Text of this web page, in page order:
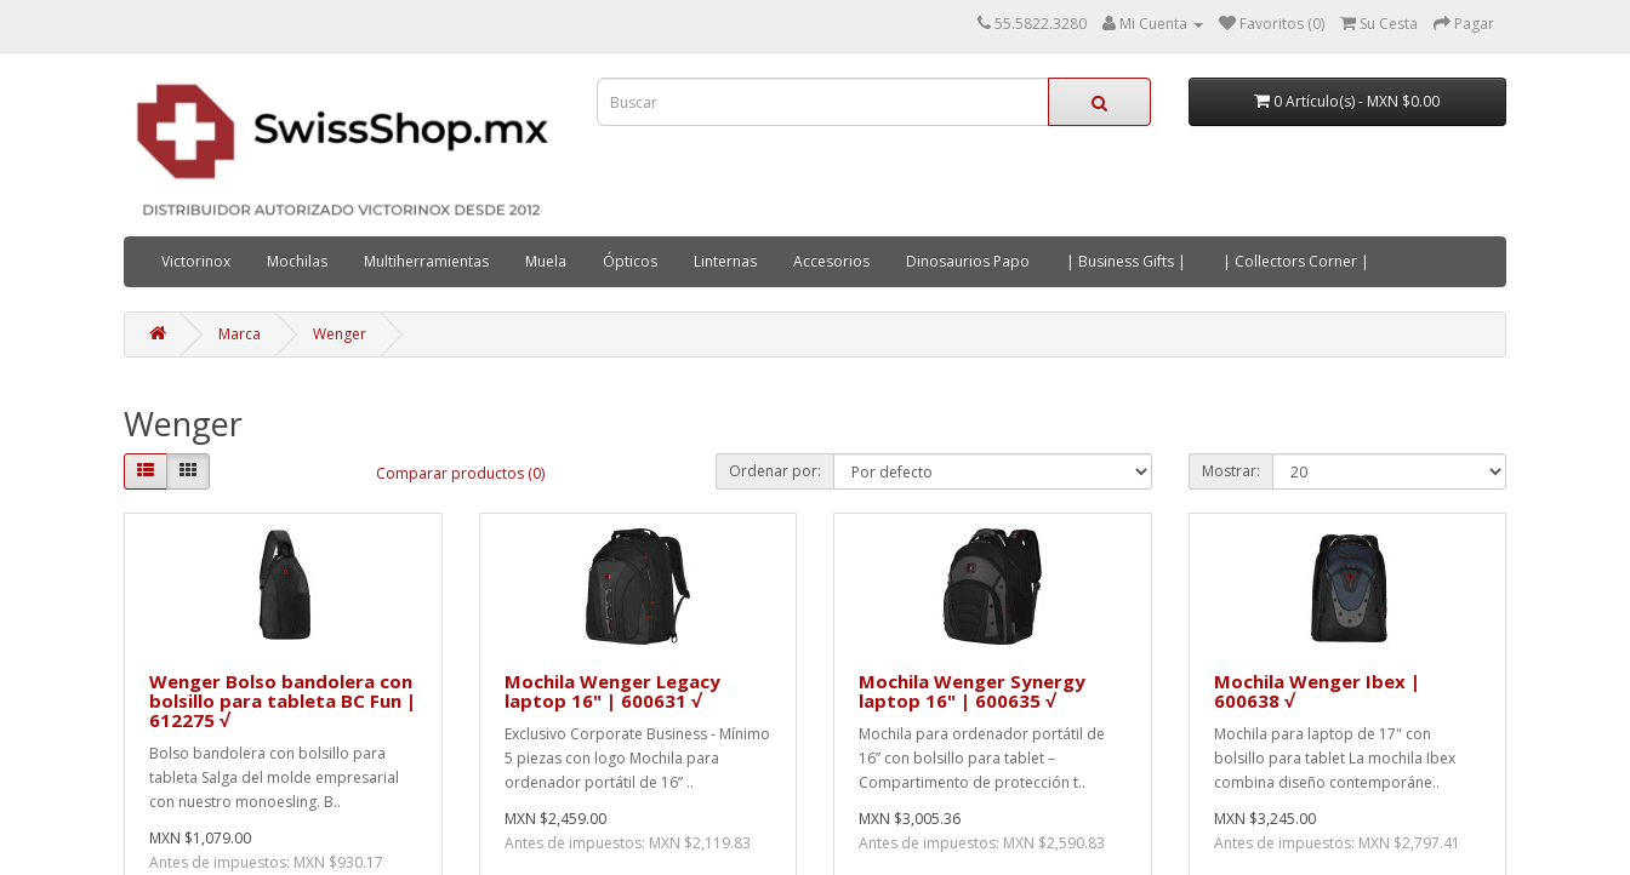
55.5822.3280 Mi Cuenta Favoritos (0) Su Cesta Pagar
0 Artículo(s) - MXN $0.00
Victorinox Mochilas Multiherramientas Muela Ópticos Linternas Accesorios Dinosaurios Papo | Business Gifts | | Collectors Corner |
Marca Wenger
Wenger
Comparar productos (0) Ordenar por: Mostrar:
Wenger Bolso bandolera con
bolsillo para tableta BC Fun |
612275 √
Bolso bandolera con bolsillo para
tableta Salga del molde empresarial
con nuestro monoesling. B..
MXN $1,079.00
Antes de impuestos: MXN $930.17
Mochila Wenger Legacy
laptop 16" | 600631 √
Exclusivo Corporate Business - Mínimo
5 piezas con logo Mochila para
ordenador portátil de 16” ..
MXN $2,459.00
Antes de impuestos: MXN $2,119.83
Mochila Wenger Synergy
laptop 16" | 600635 √
Mochila para ordenador portátil de
16” con bolsillo para tablet –
Compartimento de protección t..
MXN $3,005.36
Antes de impuestos: MXN $2,590.83
Mochila Wenger Ibex |
600638 √
Mochila para laptop de 17" con
bolsillo para tablet La mochila Ibex
combina diseño contemporáne..
MXN $3,245.00
Antes de impuestos: MXN $2,797.41